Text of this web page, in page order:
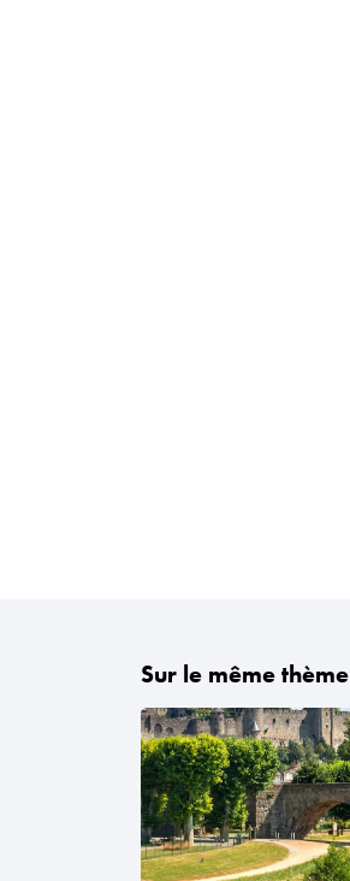
Sur le même thème